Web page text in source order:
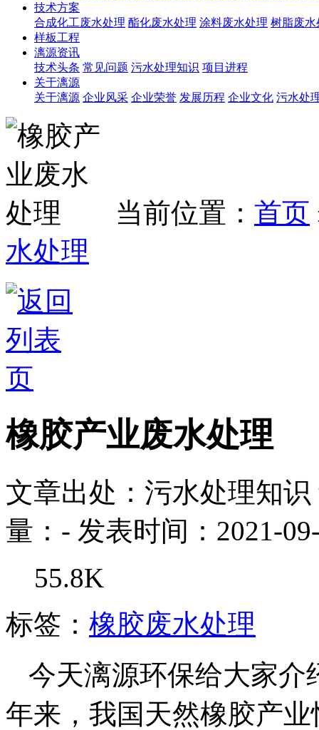
技术方案
合成化工废水处理 酯化废水处理 涂料废水处理 树脂废水
样板工程
漓源资讯
技术头条 常见问题 污水处理知识 项目进程
关于漓源
关于漓源 企业风采 企业荣誉 发展历程 企业文化 污水处
当前位置： 首页
水处理
橡胶产业废水处理
文章出处：污水处理知识
量： - 发表时间：2021-
55.8K
标签： 橡胶废水处理
今天漓源环保给大家介
年来，我国天然橡胶产